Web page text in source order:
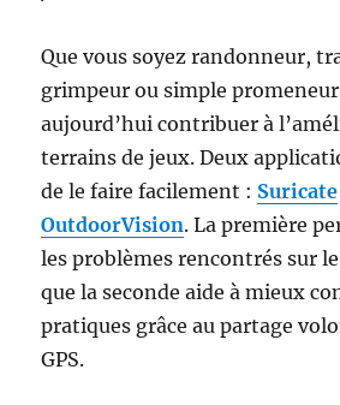
Que vous soyez randonneur,
grimpeur ou simple
aujourd’hui contribuer à
terrains de jeux. Deux
de le faire facilement : Suricate
OutdoorVision. La première
les problèmes rencontrés sur
que la seconde aide à mieux
pratiques grâce au partage
GPS.